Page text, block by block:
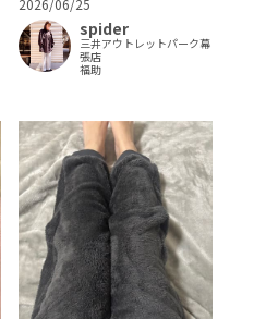
2026/06/25
spider
三井アウトレットパーク幕
張店
福助